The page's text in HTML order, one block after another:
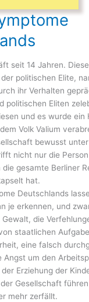
seit 14 Jahren.
politischen Elite,
ihr Verhalten
politischen Eliten
und es wurde ein
Volk Valium
bewusst
nicht nur die
gesamte Berliner
hat.
Deutschlands
je erkennen, und
die
staatlichen
eine falsch
Angst um den
Erziehung der
Gesellschaft
mehr zerfällt.